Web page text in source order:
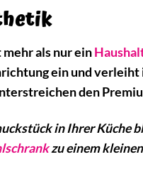
als nur ein
ein und
den
in Ihrer Küche
zu einem